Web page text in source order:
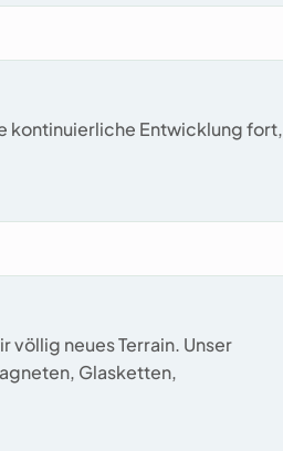
kontinuierliche Entwicklung fort,
neues Terrain. Unser
Glasketten,